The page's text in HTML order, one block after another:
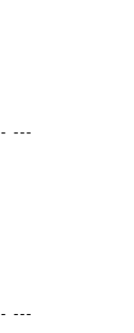
- ---
- ---